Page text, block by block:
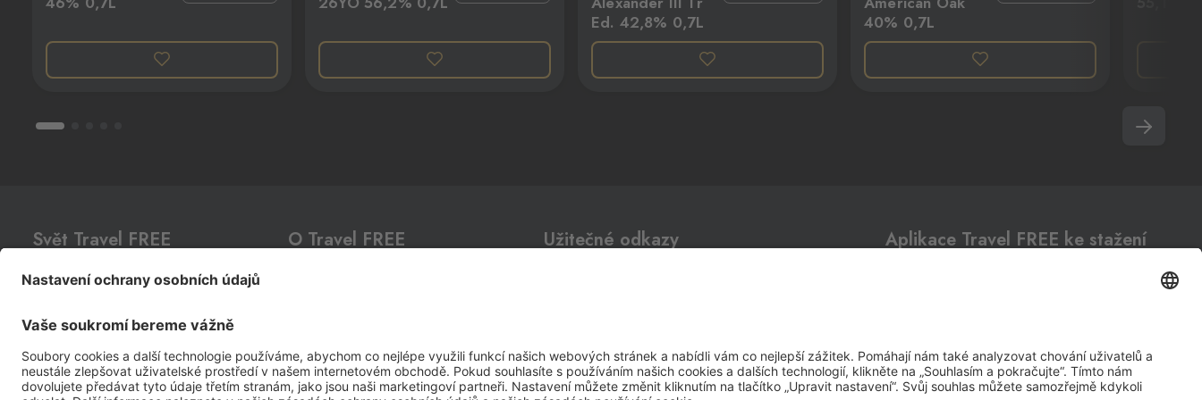
352 01
Broumov
Mähring
0 ks
Wullowitz
Dolní Dvořiště 219, Dolní Dvořiště,
382 72
0 ks
Halámky
Neunagelberg
Halámky 138, Nová Ves nad Lužnicí,
378 09
0 ks
Ed. 42,8% 0,7L
40% 0,7L
Svět Travel FREE
CLUBCARD
Prémiové lihoviny
Sortiment
O Travel FREE
Kontakty
Užitečné odkazy Aplikace Travel FREE ke stažení
Sledujte nás na sociálních sitích